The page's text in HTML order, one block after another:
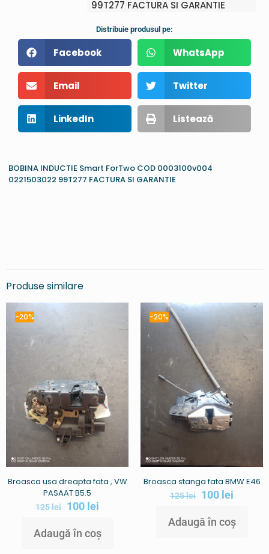
99T277 FACTURA SI GARANTIE
Distribuie produsul pe:
Facebook WhatsApp
Email Twitter
LinkedIn Listează
BOBINA INDUCTIE Smart ForTwo COD 0003100v004
0221503022 99T277 FACTURA SI GARANTIE
Produse similare
-20%
Broasca usa dreapta fata , VW
PASAAT B5.5
125lei 100 lei
Adaugă în coș
-20%
Broasca stanga fata BMW E46
125lei 100 lei
Adaugă în coș